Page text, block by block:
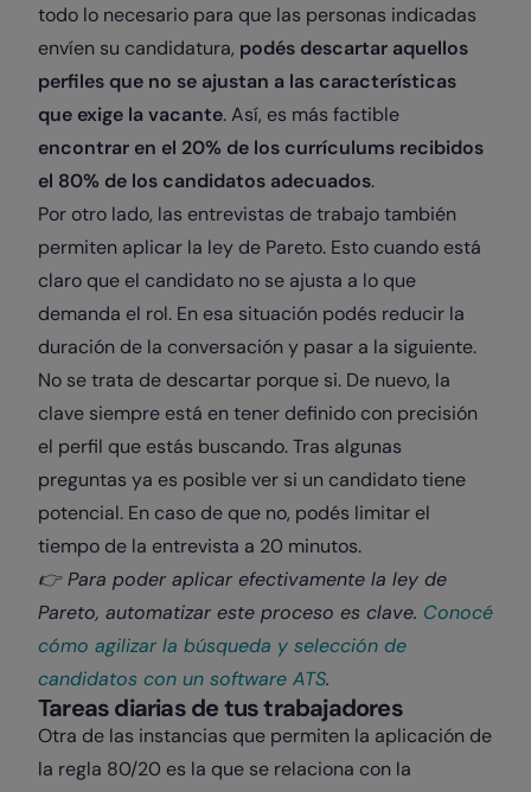
todo lo necesario para que las personas indicadas
envíen su candidatura, podés descartar aquellos
perfiles que no se ajustan a las características
que exige la vacante. Así, es más factible
encontrar en el 20% de los currículums recibidos
el 80% de los candidatos adecuados.
Por otro lado, las entrevistas de trabajo también
permiten aplicar la ley de Pareto. Esto cuando está
claro que el candidato no se ajusta a lo que
demanda el rol. En esa situación podés reducir la
duración de la conversación y pasar a la siguiente.
No se trata de descartar porque si. De nuevo, la
clave siempre está en tener definido con precisión
el perfil que estás buscando. Tras algunas
preguntas ya es posible ver si un candidato tiene
potencial. En caso de que no, podés limitar el
tiempo de la entrevista a 20 minutos.
​👉​ Para poder aplicar efectivamente la ley de
Pareto, automatizar este proceso es clave. Conocé
cómo agilizar la búsqueda y selección de
candidatos con un software ATS.
Tareas diarias de tus trabajadores
Otra de las instancias que permiten la aplicación de
la regla 80/20 es la que se relaciona con la